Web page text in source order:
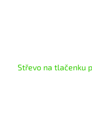
Střevo na tlačenku